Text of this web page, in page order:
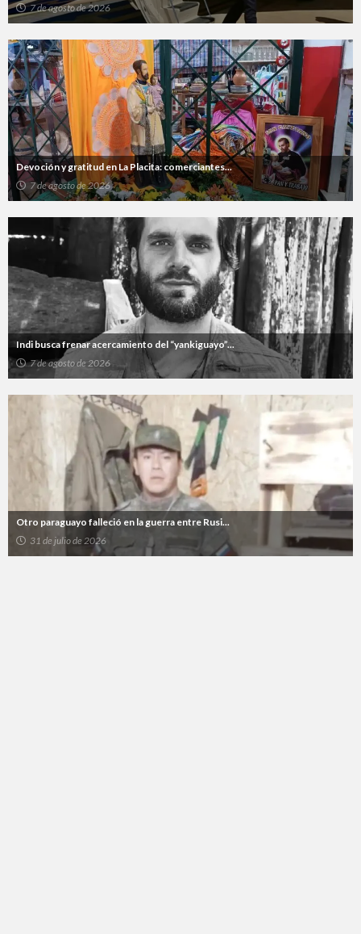
7 de agosto de 2026
Devoción y gratitud en La Placita: comerciantes...
7 de agosto de 2026
Indi busca frenar acercamiento del “yankiguayo”...
7 de agosto de 2026
Otro paraguayo falleció en la guerra entre Rusi...
31 de julio de 2026